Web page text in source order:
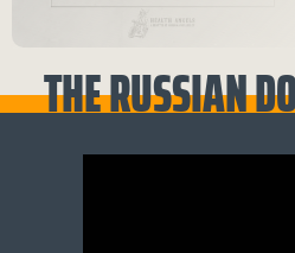
THE RUSSIAN